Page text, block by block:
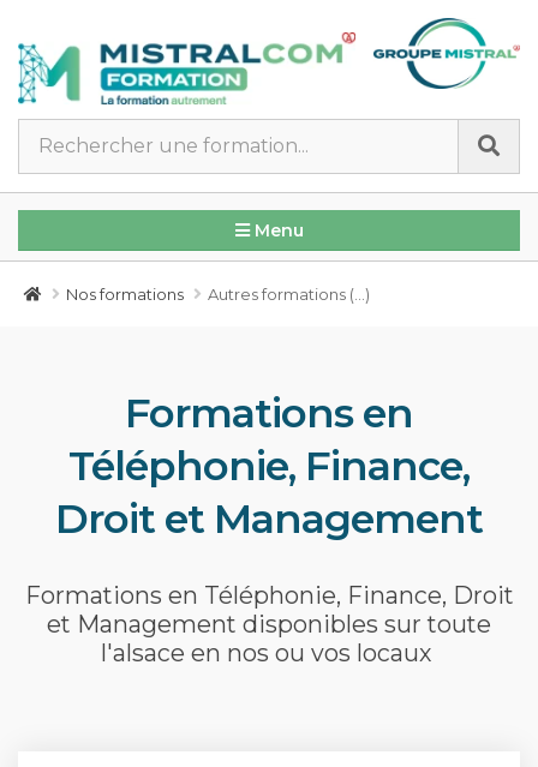
Menu
Nos formations Autres formations (...)
Formations en
Téléphonie, Finance,
Droit et Management
Formations en Téléphonie, Finance, Droit
et Management disponibles sur toute
l'alsace en nos ou vos locaux